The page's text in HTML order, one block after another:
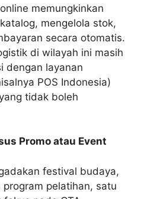
memungkinkan
mengelola stok,
secara otomatis.
di wilayah ini masih
dengan layanan
POS Indonesia)
tidak boleh
Promo atau Event
festival budaya,
pelatihan, satu